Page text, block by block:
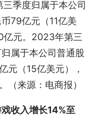
季度归属于本公司
79亿元（11亿美
亿元。2023年第三
属于本公司普通股
元（15亿美元），
（来源：电商报）
收入增长14%至